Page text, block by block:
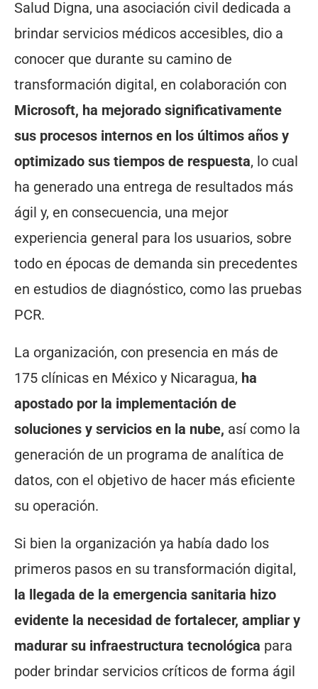
Salud Digna, una asociación civil dedicada a
brindar servicios médicos accesibles, dio a
conocer que durante su camino de
transformación digital, en colaboración con
Microsoft, ha mejorado significativamente
sus procesos internos en los últimos años y
optimizado sus tiempos de respuesta, lo cual
ha generado una entrega de resultados más
ágil y, en consecuencia, una mejor
experiencia general para los usuarios, sobre
todo en épocas de demanda sin precedentes
en estudios de diagnóstico, como las pruebas
PCR.
La organización, con presencia en más de
175 clínicas en México y Nicaragua, ha
apostado por la implementación de
soluciones y servicios en la nube, así como la
generación de un programa de analítica de
datos, con el objetivo de hacer más eficiente
su operación.
Si bien la organización ya había dado los
primeros pasos en su transformación digital,
la llegada de la emergencia sanitaria hizo
evidente la necesidad de fortalecer, ampliar y
madurar su infraestructura tecnológica para
poder brindar servicios críticos de forma ágil